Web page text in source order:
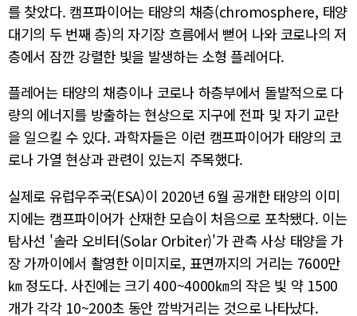
를 찾았다. 캠프파이어는 태양의 채층(chromosphere, 태양
대기의 두 번째 층)의 자기장 흐름에서 뻗어 나와 코로나의 저
층에서 잠깐 강렬한 빛을 발생하는 소형 플레어다.
플레어는 태양의 채층이나 코로나 하층부에서 돌발적으로 다
량의 에너지를 방출하는 현상으로 지구에 전파 및 자기 교란
을 일으킬 수 있다. 과학자들은 이런 캠프파이어가 태양의 코
로나 가열 현상과 관련이 있는지 주목했다.
실제로 유럽우주국(ESA)이 2020년 6월 공개한 태양의 이미
지에는 캠프파이어가 산재한 모습이 처음으로 포착됐다. 이는
탐사선 '솔라 오비터(Solar Orbiter)'가 관측 사상 태양을 가
장 가까이에서 촬영한 이미지로, 표면까지의 거리는 7600만
㎞ 정도다. 사진에는 크기 400~4000㎞의 작은 빛 약 1500
개가 각각 10~200초 동안 깜박거리는 것으로 나타났다.